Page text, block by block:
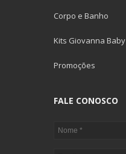
Corpo e Banho
Kits Giovanna Baby
Promoções
FALE CONOSCO